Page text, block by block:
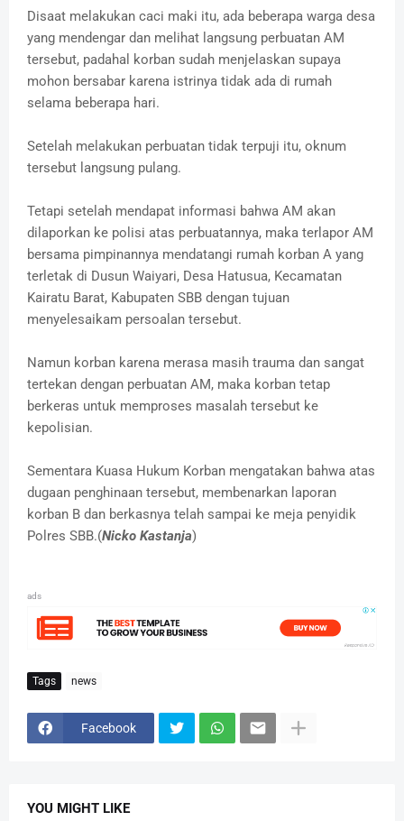
Disaat melakukan caci maki itu, ada beberapa warga desa
yang mendengar dan melihat langsung perbuatan AM
tersebut, padahal korban sudah menjelaskan supaya
mohon bersabar karena istrinya tidak ada di rumah
selama beberapa hari.
Setelah melakukan perbuatan tidak terpuji itu, oknum
tersebut langsung pulang.
Tetapi setelah mendapat informasi bahwa AM akan
dilaporkan ke polisi atas perbuatannya, maka terlapor AM
bersama pimpinannya mendatangi rumah korban A yang
terletak di Dusun Waiyari, Desa Hatusua, Kecamatan
Kairatu Barat, Kabupaten SBB dengan tujuan
menyelesaikam persoalan tersebut.
Namun korban karena merasa masih trauma dan sangat
tertekan dengan perbuatan AM, maka korban tetap
berkeras untuk memproses masalah tersebut ke
kepolisian.
Sementara Kuasa Hukum Korban mengatakan bahwa atas
dugaan penghinaan tersebut, membenarkan laporan
korban B dan berkasnya telah sampai ke meja penyidik
Polres SBB.(Nicko Kastanja)
ads
Tags news
Facebook
YOU MIGHT LIKE